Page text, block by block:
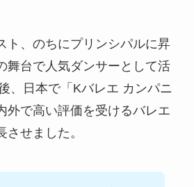
ト、のちにプリンシパルに昇
舞台で人気ダンサーとして活
、日本で「Kバレエ カンパニ
外で高い評価を受けるバレエ
させました。